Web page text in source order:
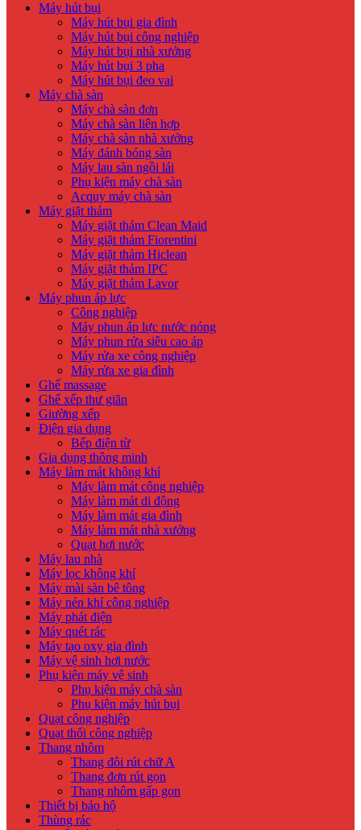
Máy hút bụi
Máy hút bụi gia đình
Máy hút bụi công nghiệp
Máy hút bụi nhà xưởng
Máy hút bụi 3 pha
Máy hút bụi đeo vai
Máy chà sàn
Máy chà sàn đơn
Máy chà sàn liên hợp
Máy chà sàn nhà xưởng
Máy đánh bóng sàn
Máy lau sàn ngồi lái
Phụ kiện máy chà sàn
Acquy máy chà sàn
Máy giặt thảm
Máy giặt thảm Clean Maid
Máy giặt thảm Fiorentini
Máy giặt thảm Hiclean
Máy giặt thảm IPC
Máy giặt thảm Lavor
Máy phun áp lực
Công nghiệp
Máy phun áp lực nước nóng
Máy phun rửa siêu cao áp
Máy rửa xe công nghiệp
Máy rửa xe gia đình
Ghế massage
Ghế xếp thư giãn
Giường xếp
Điện gia dụng
Bếp điện từ
Gia dụng thông minh
Máy làm mát không khí
Máy làm mát công nghiệp
Máy làm mát di động
Máy làm mát gia đình
Máy làm mát nhà xưởng
Quạt hơi nước
Máy lau nhà
Máy lọc không khí
Máy mài sàn bê tông
Máy nén khí công nghiệp
Máy phát điện
Máy quét rác
Máy tạo oxy gia đình
Máy vệ sinh hơi nước
Phụ kiện máy vệ sinh
Phụ kiện máy chà sàn
Phụ kiện máy hút bụi
Quạt công nghiệp
Quạt thổi công nghiệp
Thang nhôm
Thang đôi rút chữ A
Thang đơn rút gọn
Thang nhôm gấp gọn
Thiết bị bảo hộ
Thùng rác